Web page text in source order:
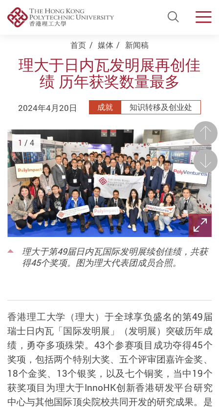
Open
Start main content首页 媒体 新闻稿
理大于日内瓦发明展再创佳
绩 历年获奖数量最多
2024年4月20日 成就 知识转移及创业处
前
理大于第49届日内瓦国际发明展续创佳绩，共获
得45个奖项。图为理大代表团成员合照。
后一
1 / 4
香港理工大学（理大） 于全球享负盛名的第49届
瑞士日内瓦「国际发明展」（发明展）突破历年成
绩，勇夺多项殊荣。 43个参赛项目成功夺得45个
奖项，包括两个特别大奖、五个评审团嘉许金奖、
18个金奖、 13个银奖，以及七个铜奖，当中19个
获奖项目为理大于InnoHK创新香港研发平台研究
中心与其他国际顶尖院校共同开发的研究成果。是